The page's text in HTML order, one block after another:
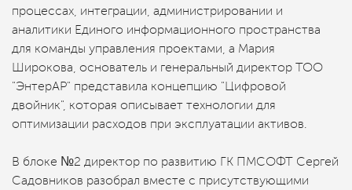
процессах, интеграции, администрировании и
аналитики Единого информационного пространства
для команды управления проектами, а Мария
Широкова, основатель и генеральный директор ТОО
"ЭнтерАР" представила концепцию "Цифровой
двойник", которая описывает технологии для
оптимизации расходов при эксплуатации активов.
В блоке №2 директор по развитию ГК ПМСОФТ Сергей
Садовников разобрал вместе с присутствующими